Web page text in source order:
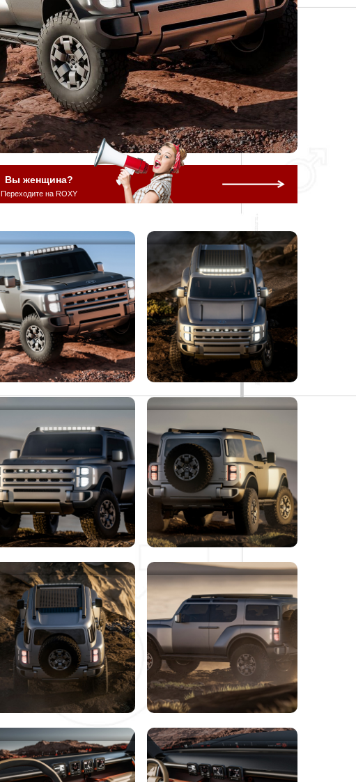
Вы женщина?
Переходите на ROXY